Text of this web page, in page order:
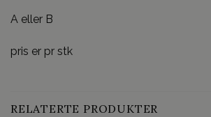
A eller B
pris er pr stk
RELATERTE PRODUKTER